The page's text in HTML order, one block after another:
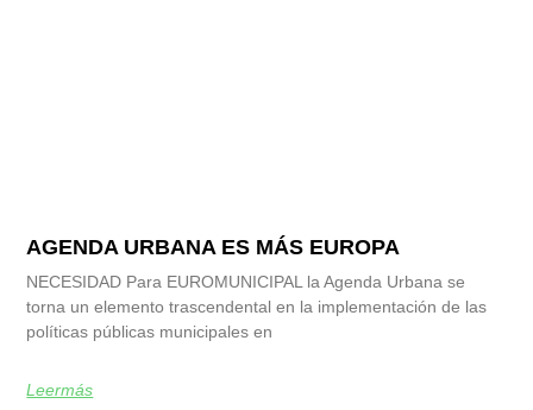
AGENDA URBANA ES MÁS EUROPA
NECESIDAD Para EUROMUNICIPAL la Agenda Urbana se
torna un elemento trascendental en la implementación de las
políticas públicas municipales en
Leermás